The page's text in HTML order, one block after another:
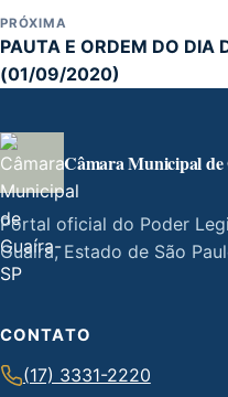
PRÓXIMA
PAUTA E ORDEM DO DIA
(01/09/2020)
Câmara Municipal de
Portal oficial do Poder
Guaíra, Estado de São
CONTATO
(17) 3331-2220